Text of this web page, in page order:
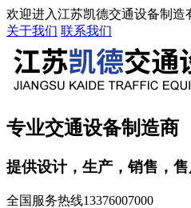
欢迎进入江苏凯德交通设备制造
关于我们 联系我们
专业交通设备制造商
提供设计，生产，销售，
全国服务热线13376007000